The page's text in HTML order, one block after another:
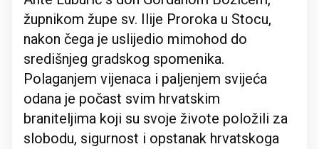
župnikom župe sv. Ilije Proroka u Stocu,
nakon čega je uslijedio mimohod do
središnjeg gradskog spomenika.
Polaganjem vijenaca i paljenjem svijeća
odana je počast svim hrvatskim
braniteljima koji su svoje živote položili za
slobodu, sigurnost i opstanak hrvatskoga